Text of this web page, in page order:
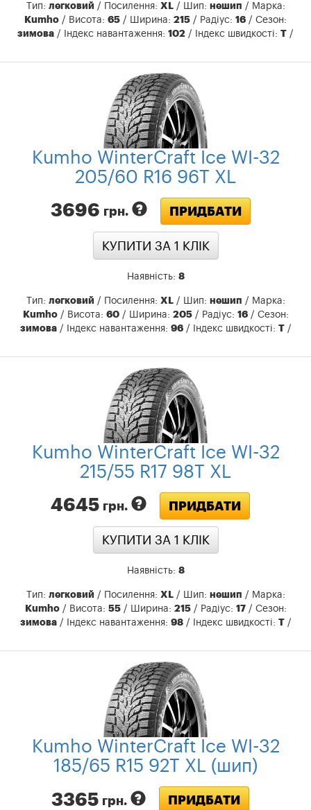
Тип: легковий / Посилення: XL/ Шип: нешип / Марка:
Kumho / Висота: 65 / Ширина: 215 / Радіус: 16 / Сезон:
зимова / Індекс навантаження: 102 / Індекс швидкості: T /
Kumho WinterCraft Ice WI-32
205/60 R16 96T XL
3696 грн. ПРИДБАТИ
КУПИТИ ЗА 1 КЛIК
Наявність: 8
Тип: легковий / Посилення: XL/ Шип: нешип / Марка:
Kumho/ Висота: 60​​/ Ширина: 205/ Радіус: 16/ Сезон:
зимова/ Індекс навантаження: 96/ Індекс швидкості: T/
Kumho WinterCraft Ice WI-32
215/55 R17 98T XL
4645 грн. ПРИДБАТИ
КУПИТИ ЗА 1 КЛIК
Наявність: 8
Тип: легковий / Посилення: XL/ Шип: нешип / Марка:
Kumho/ Висота: 55/ Ширина: 215/ Радіус: 17/ Сезон:
зимова/ Індекс навантаження: 98/ Індекс швидкості: T/
Kumho WinterCraft Ice WI-32
185/65 R15 92T XL (шип)
3365 грн. ПРИДБАТИ